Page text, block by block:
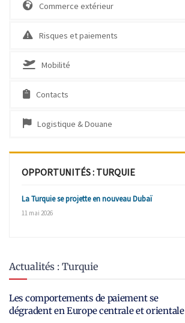
Commerce extérieur
Risques et paiements
Mobilité
Contacts
Logistique & Douane
OPPORTUNITÉS : TURQUIE
La Turquie se projette en nouveau Dubaï
11 mai 2026
Actualités : Turquie
Les comportements de paiement se
dégradent en Europe centrale et orientale